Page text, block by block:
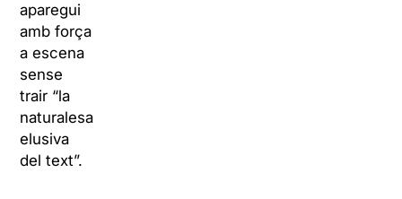
aparegui
amb força
a escena
sense
trair “la
naturalesa
elusiva
del text”.